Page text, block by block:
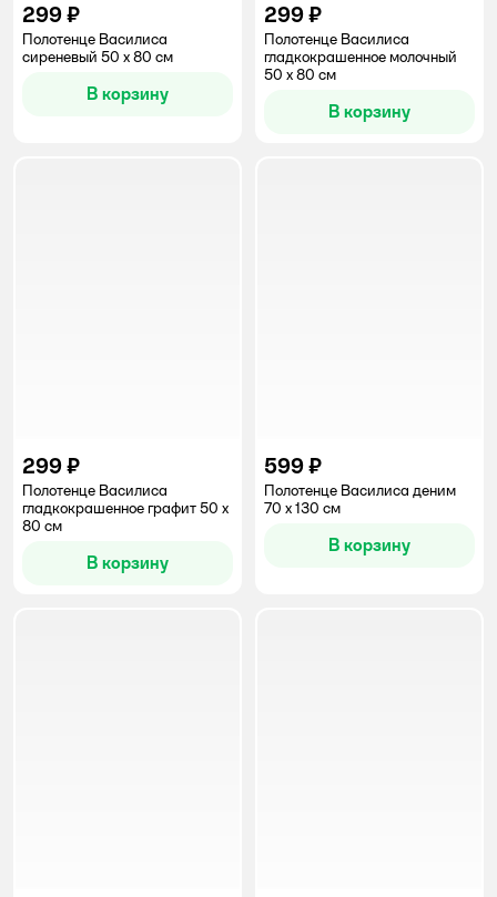
299 ₽
Полотенце Василиса
сиреневый 50 x 80 см
В корзину
299 ₽
Полотенце Василиса
гладкокрашенное молочный
50 x 80 см
В корзину
299 ₽
Полотенце Василиса
гладкокрашенное графит 50 x
80 см
В корзину
599 ₽
Полотенце Василиса деним
70 x 130 см
В корзину